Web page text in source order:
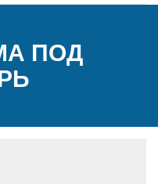
ПОД